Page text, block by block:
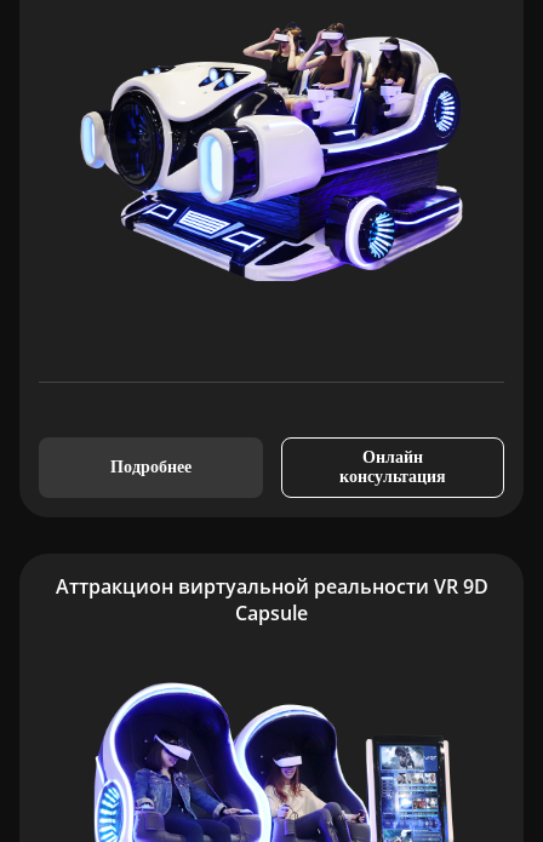
Подробнее
Онлайн
консультация
Аттракцион виртуальной реальности VR 9D
Capsule